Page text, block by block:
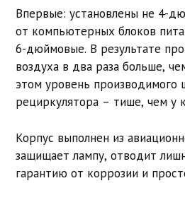
Впервые: установлены не 4-
от компьютерных блоков
6-дюймовые. В результате
воздуха в два раза больше,
этом уровень производимого
рециркулятора – тише, чем у
Корпус выполнен из
защищает лампу, отводит
гарантию от коррозии и